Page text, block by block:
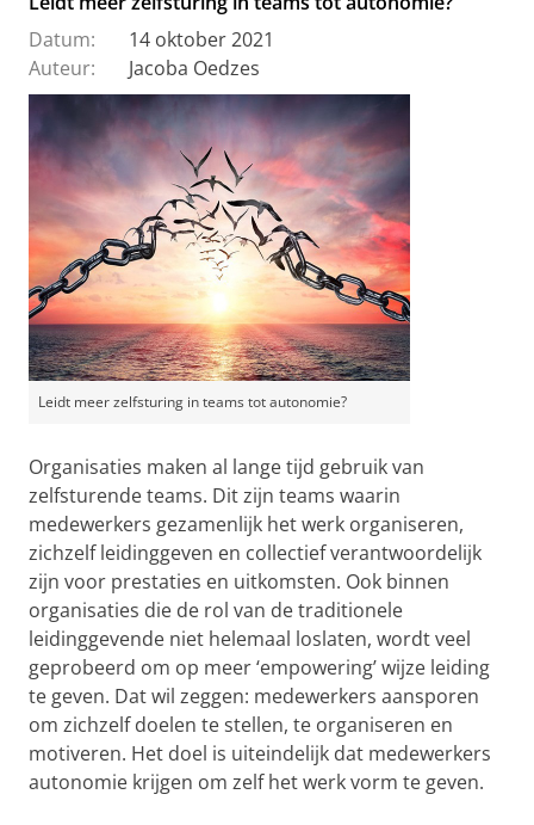
Datum:
14 oktober 2021
Auteur:
Jacoba Oedzes
Leidt meer zelfsturing in teams tot autonomie?
Organisaties maken al lange tijd gebruik van
zelfsturende teams. Dit zijn teams waarin
medewerkers gezamenlijk het werk organiseren,
zichzelf leidinggeven en collectief verantwoordelijk
zijn voor prestaties en uitkomsten. Ook binnen
organisaties die de rol van de traditionele
leidinggevende niet helemaal loslaten, wordt veel
geprobeerd om op meer ‘empowering’ wijze leiding
te geven. Dat wil zeggen: medewerkers aansporen
om zichzelf doelen te stellen, te organiseren en
motiveren. Het doel is uiteindelijk dat medewerkers
autonomie krijgen om zelf het werk vorm te geven.